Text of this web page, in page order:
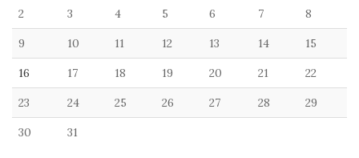
2 3 4 5 6 7 8
9 10 11 12 13 14 15
16 17 18 19 20 21 22
23 24 25 26 27 28 29
30 31